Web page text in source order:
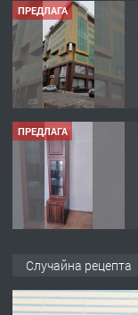
ПРЕДЛАГА
ПРЕДЛАГА
Случайна рецепта